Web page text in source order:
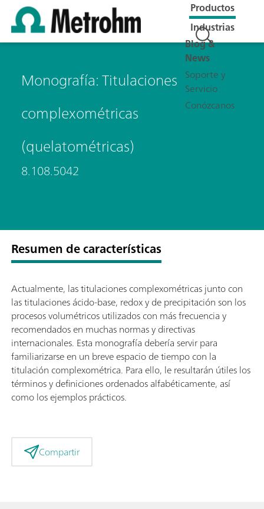
Productos
Industrias
Blog &
News
Soporte y
Servicio
Conózcanos
Monografía: Titulaciones
complexométricas
(quelatométricas)
8.108.5042
Resumen de características
Actualmente, las titulaciones complexométricas junto con
las titulaciones ácido-base, redox y de precipitación son los
procesos volumétricos utilizados con más frecuencia y
recomendados en muchas normas y directivas
internacionales. Esta monografía debería servir para
familiarizarse en un breve espacio de tiempo con la
titulación complexométrica. Para ello, le resultarán útiles los
términos y definiciones ordenados alfabéticamente, así
como los ejemplos prácticos.
Compartir